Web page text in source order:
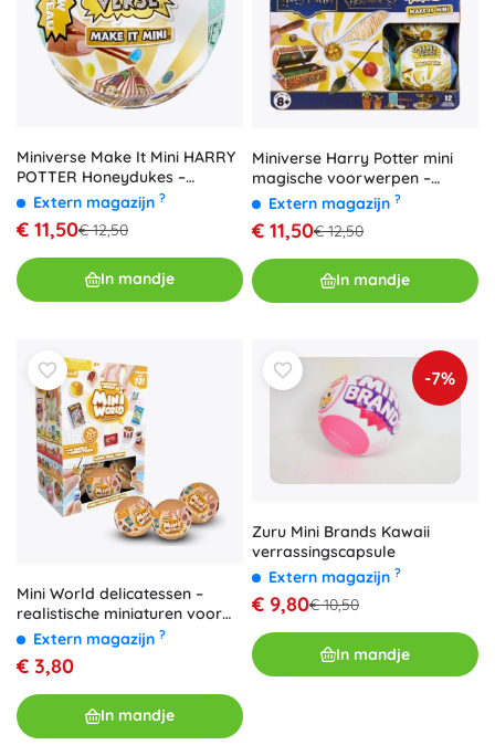
Miniverse Make It Mini HARRY
POTTER Honeydukes –
verzamelcapsule
Extern magazijn ?
€ 11,50€ 12,50
In mandje
Miniverse Harry Potter mini
magische voorwerpen –
verrassing
Extern magazijn ?
€ 11,50€ 12,50
In mandje
Mini World delicatessen –
realistische miniaturen voor
de kinderkeuken
Extern magazijn ?
€ 3,80
In mandje
-7%
Zuru Mini Brands Kawaii
verrassingscapsule
Extern magazijn ?
€ 9,80€ 10,50
In mandje